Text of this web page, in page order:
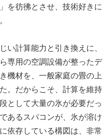
を彷彿とさせ、技術好きに
い計算能力と引き換えに、
専用の空調設備が整ったデ
機材を、一般家庭の畳の上
。だからこそ、計算を維持
として大量の氷が必要だっ
あるスパコンが、氷が溶け
依存している構図は、非常